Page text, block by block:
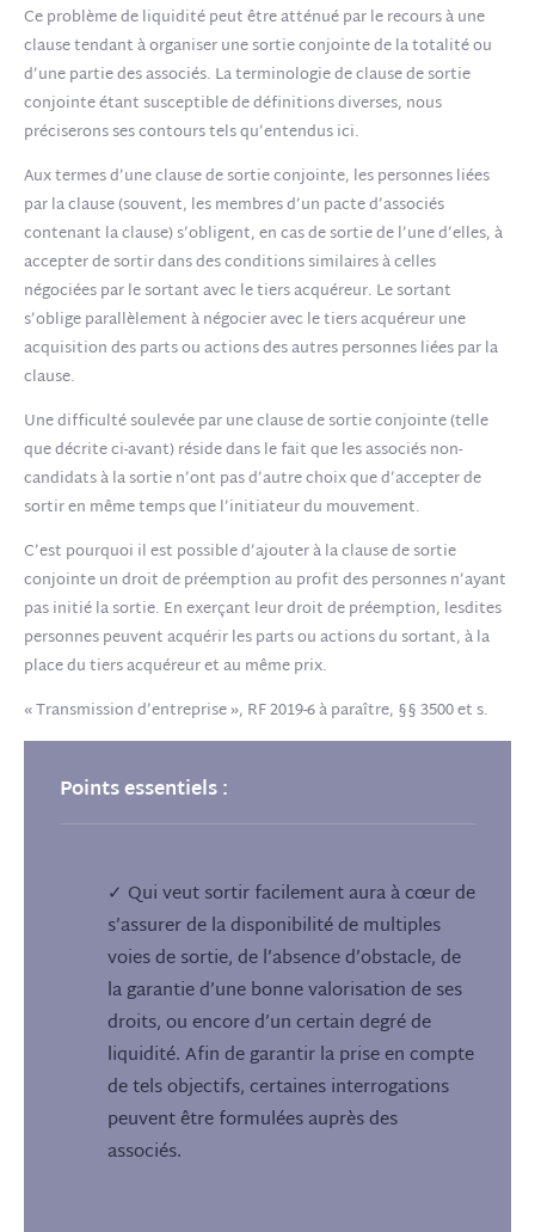
Ce problème de liquidité peut être atténué par le recours à une
clause tendant à organiser une sortie conjointe de la totalité ou
d’une partie des associés. La terminologie de clause de sortie
conjointe étant susceptible de définitions diverses, nous
préciserons ses contours tels qu’entendus ici.
Aux termes d’une clause de sortie conjointe, les personnes liées
par la clause (souvent, les membres d’un pacte d’associés
contenant la clause) s’obligent, en cas de sortie de l’une d’elles, à
accepter de sortir dans des conditions similaires à celles
négociées par le sortant avec le tiers acquéreur. Le sortant
s’oblige parallèlement à négocier avec le tiers acquéreur une
acquisition des parts ou actions des autres personnes liées par la
clause.
Une difficulté soulevée par une clause de sortie conjointe (telle
que décrite ci-avant) réside dans le fait que les associés non-
candidats à la sortie n’ont pas d’autre choix que d’accepter de
sortir en même temps que l’initiateur du mouvement.
C’est pourquoi il est possible d’ajouter à la clause de sortie
conjointe un droit de préemption au profit des personnes n’ayant
pas initié la sortie. En exerçant leur droit de préemption, lesdites
personnes peuvent acquérir les parts ou actions du sortant, à la
place du tiers acquéreur et au même prix.
« Transmission d’entreprise », RF 2019-6 à paraître, §§ 3500 et s.
Points essentiels :
✓ Qui veut sortir facilement aura à cœur de
s’assurer de la disponibilité de multiples
voies de sortie, de l’absence d’obstacle, de
la garantie d’une bonne valorisation de ses
droits, ou encore d’un certain degré de
liquidité. Afin de garantir la prise en compte
de tels objectifs, certaines interrogations
peuvent être formulées auprès des
associés.